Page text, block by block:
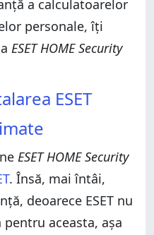
a calculatoarelor
personale, îți
ESET HOME Security
ESET
ESET HOME Security
. Însă, mai întâi,
deoarece ESET nu
aceasta, așa